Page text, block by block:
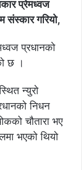
प्रेमध्वज
संस्कार गरियो,
प्रधानको
छ ।
न्युरो
निधन
चौतारा भए
भएको थियो